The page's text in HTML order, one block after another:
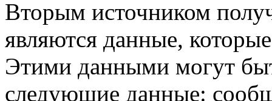
Вторым источником
являются данные,
Этими данными могут
следующие данные: